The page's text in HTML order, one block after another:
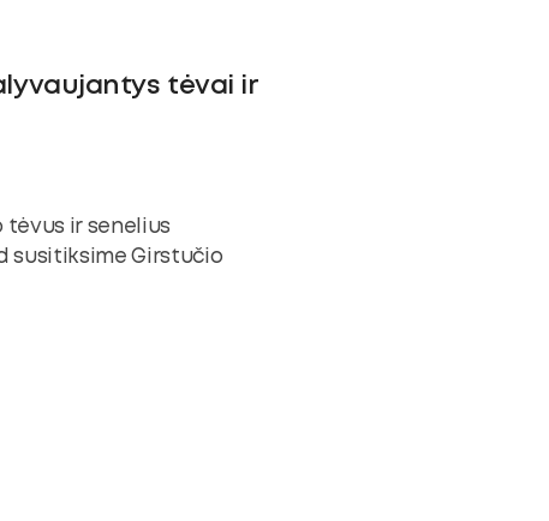
tėvai ir
ir senelius
susitiksime Girstučio